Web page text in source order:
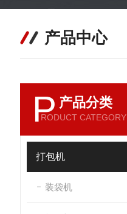
产品中心
P 产品分类
RODUCT CATEGORY
打包机
装袋机